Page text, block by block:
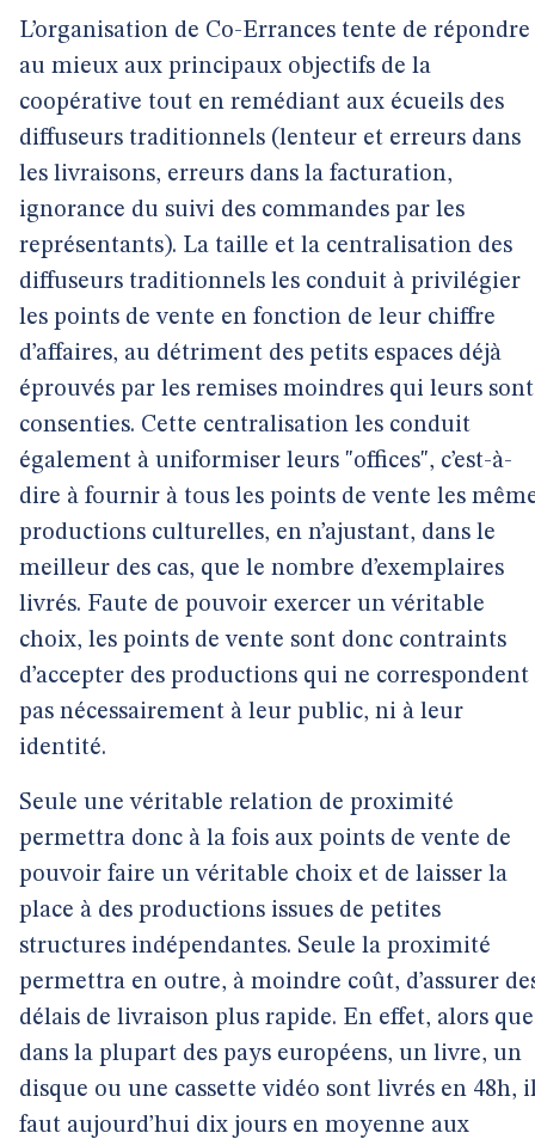
L’organisation de Co-Errances tente de répondre
au mieux aux principaux objectifs de la
coopérative tout en remédiant aux écueils des
diffuseurs traditionnels (lenteur et erreurs dans
les livraisons, erreurs dans la facturation,
ignorance du suivi des commandes par les
représentants). La taille et la centralisation des
diffuseurs traditionnels les conduit à privilégier
les points de vente en fonction de leur chiffre
d’affaires, au détriment des petits espaces déjà
éprouvés par les remises moindres qui leurs sont
consenties. Cette centralisation les conduit
également à uniformiser leurs "offices", c’est-à-
dire à fournir à tous les points de vente les
productions culturelles, en n’ajustant, dans le
meilleur des cas, que le nombre d’exemplaires
livrés. Faute de pouvoir exercer un véritable
choix, les points de vente sont donc contraints
d’accepter des productions qui ne correspondent
pas nécessairement à leur public, ni à leur
identité.
Seule une véritable relation de proximité
permettra donc à la fois aux points de vente de
pouvoir faire un véritable choix et de laisser la
place à des productions issues de petites
structures indépendantes. Seule la proximité
permettra en outre, à moindre coût, d’assurer
délais de livraison plus rapide. En effet, alors que
dans la plupart des pays européens, un livre, un
disque ou une cassette vidéo sont livrés en 48h,
faut aujourd’hui dix jours en moyenne aux